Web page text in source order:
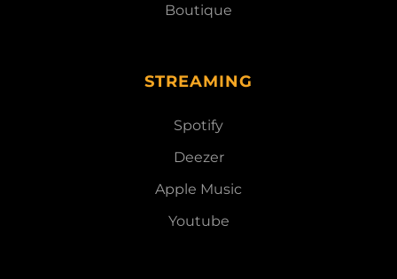
Boutique
STREAMING
Spotify
Deezer
Apple Music
Youtube